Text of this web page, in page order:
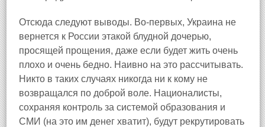
Отсюда следуют выводы. Во-первых, Украина не
вернется к России этакой блудной дочерью,
просящей прощения, даже если будет жить очень
плохо и очень бедно. Наивно на это рассчитывать.
Никто в таких случаях никогда ни к кому не
возвращался по доброй воле. Националисты,
сохраняя контроль за системой образования и
СМИ (на это им денег хватит), будут рекрутировать